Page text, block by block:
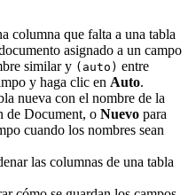
columna que falta a una tabla
asignado a un campo
similar y (auto) entre
y haga clic en Auto.
nueva con el nombre de la
de Document, o Nuevo para
cuando los nombres sean
las columnas de una tabla